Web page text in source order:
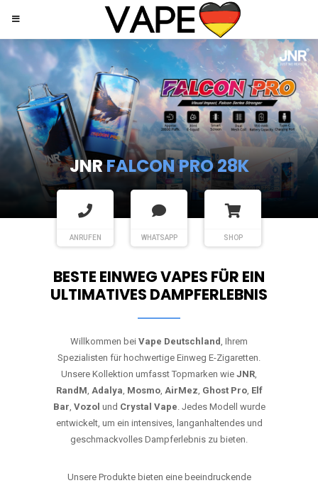
JNRSHISHA HOOKAH MAX
ANRUFEN WHATSAPP SHOP
BESTE EINWEG VAPES FÜR EIN
ULTIMATIVES DAMPFERLEBNIS
Willkommen bei Vape Deutschland, Ihrem
Spezialisten für hochwertige Einweg E-Zigaretten.
Unsere Kollektion umfasst Topmarken wie JNR,
RandM, Adalya, Mosmo, AirMez, Ghost Pro, Elf
Bar, Vozol und Crystal Vape. Jedes Modell wurde
entwickelt, um ein intensives, langanhaltendes und
geschmackvolles Dampferlebnis zu bieten.
Unsere Produkte bieten eine beeindruckende